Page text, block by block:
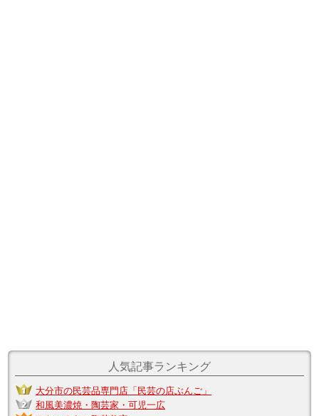
人気記事ランキング
大分市の民芸品専門店「民芸の店ぶんご」
和風美濃焼・陶芸家・可児一広